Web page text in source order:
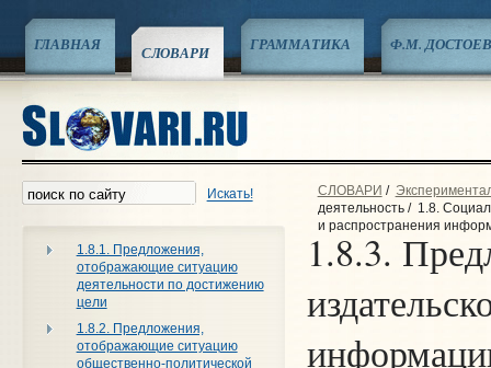
ГЛАВНАЯ СЛОВАРИ ГРАММАТИКА Ф.М.
Искать!
1.8.1. Предложения,
отображающие ситуацию
деятельности по достижению
цели
1.8.2. Предложения,
отображающие ситуацию
общественно-политической
СЛОВАРИ /
деятельность/ 1.8.
и распространения
1.8.3.